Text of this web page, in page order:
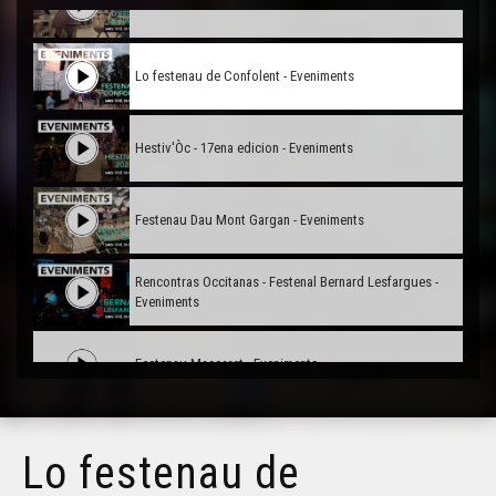
Lo festenau de Confolent - Eveniments
Hestiv'Òc - 17ena edicion - Eveniments
Festenau Dau Mont Gargan - Eveniments
Rencontras Occitanas - Festenal Bernard Lesfargues -
Eveniments
Festenau Mascaret - Eveniments
Lo festenau de